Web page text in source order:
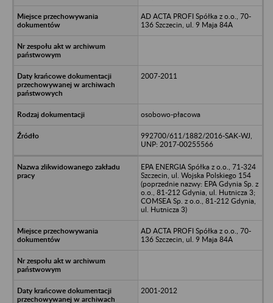
AD ACTA PROFI Spółka z o.o., 70-
136 Szczecin, ul. 9 Maja 84A
2007-2011
osobowo-płacowa
992700/611/1882/2016-SAK-WJ,
UNP: 2017-00255566
EPA ENERGIA Spółka z o.o., 71-324
Szczecin, ul. Wojska Polskiego 154
(poprzednie nazwy: EPA Gdynia Sp. z
o.o., 81-212 Gdynia, ul. Hutnicza 3;
COMSEA Sp. z o.o., 81-212 Gdynia,
ul. Hutnicza 3)
AD ACTA PROFI Spółka z o.o., 70-
136 Szczecin, ul. 9 Maja 84A
2001-2012